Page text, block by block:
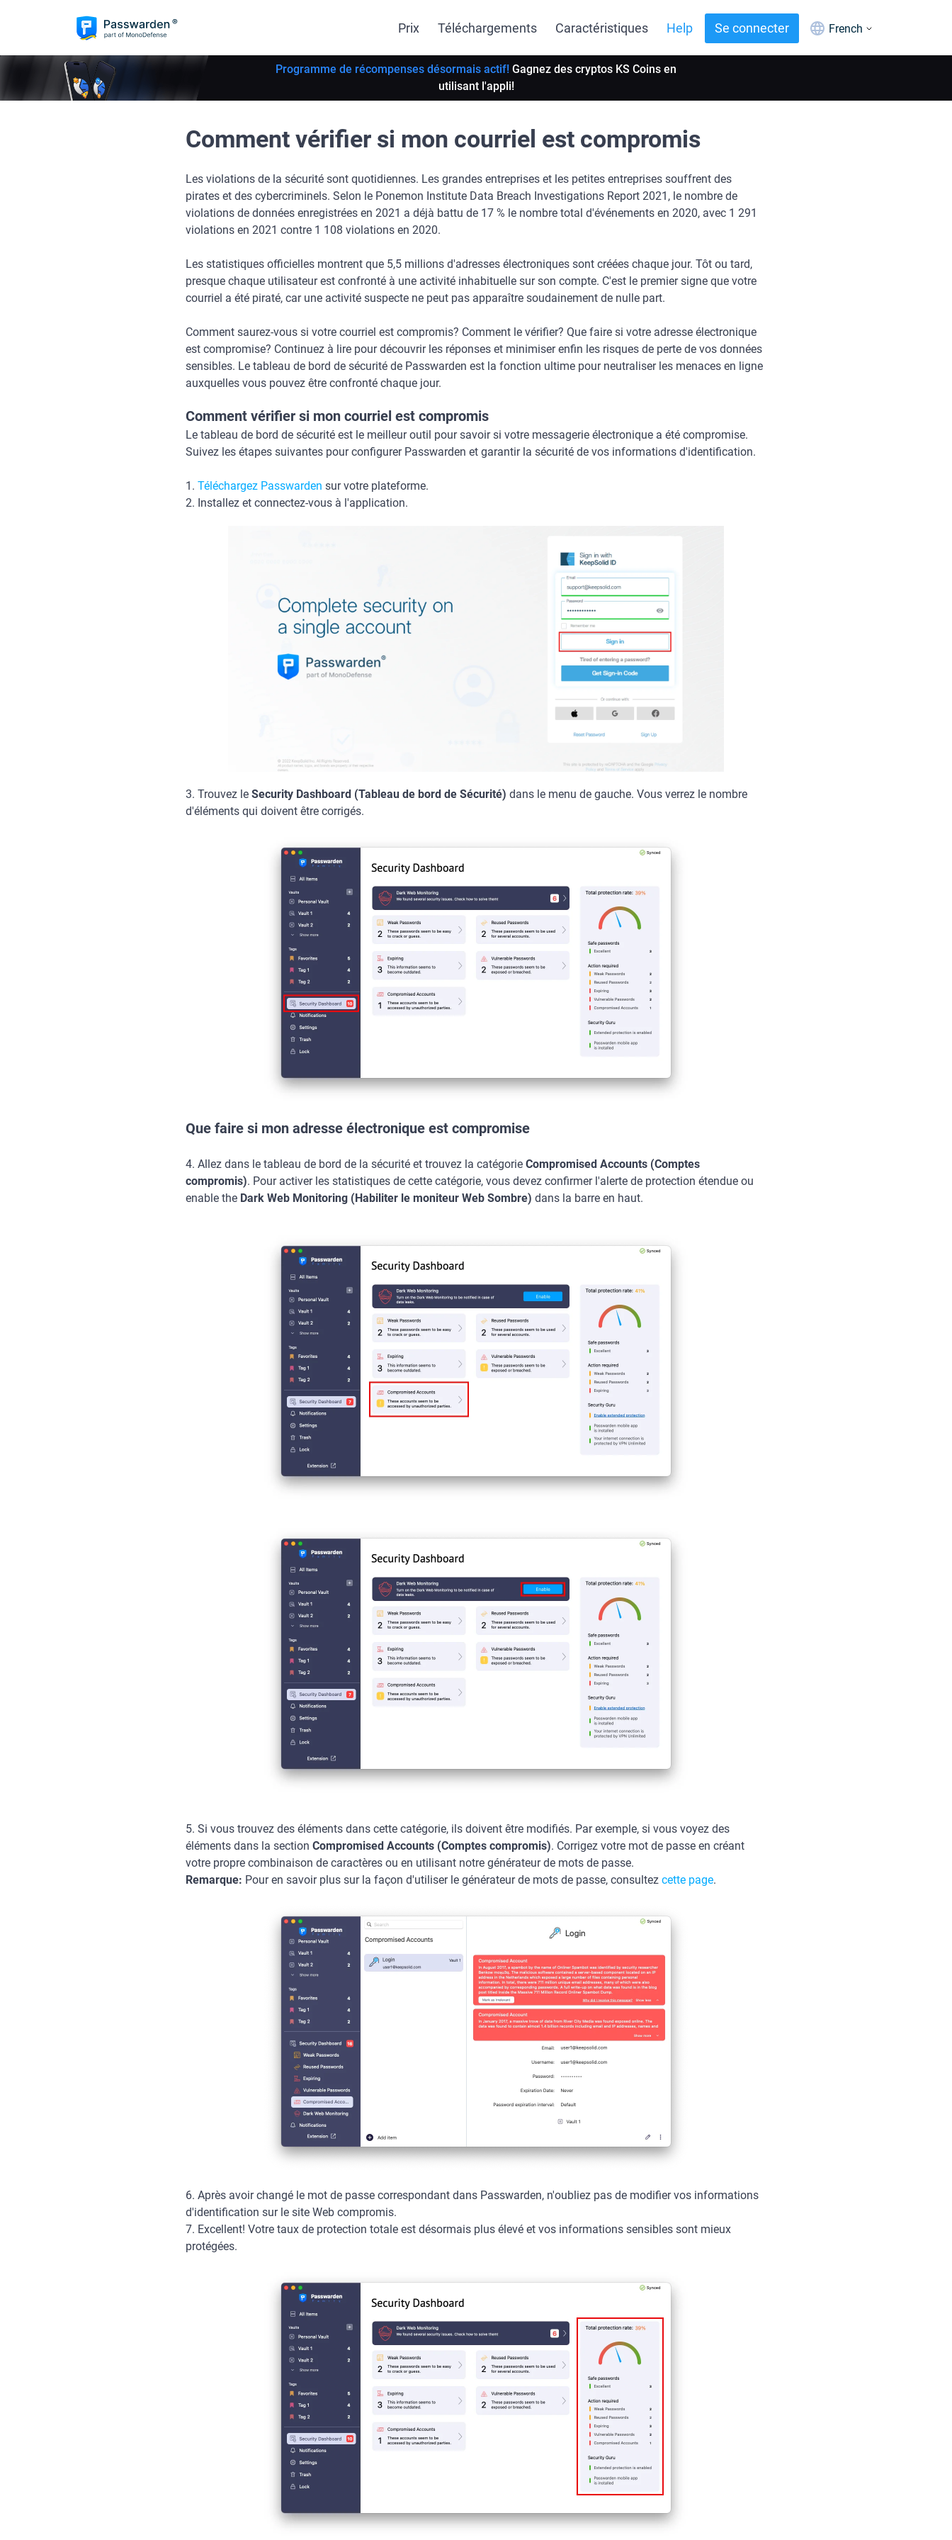
Prix Téléchargements Caractéristiques Help Se connecter French
Programme de récompenses désormais actif! Gagnez des cryptos KS Coins en
utilisant l'appli!
Comment vérifier si mon courriel est compromis
Les violations de la sécurité sont quotidiennes. Les grandes entreprises et les petites entreprises souffrent des
pirates et des cybercriminels. Selon le Ponemon Institute Data Breach Investigations Report 2021, le nombre de
violations de données enregistrées en 2021 a déjà battu de 17 % le nombre total d'événements en 2020, avec 1 291
violations en 2021 contre 1 108 violations en 2020.
Les statistiques officielles montrent que 5,5 millions d'adresses électroniques sont créées chaque jour. Tôt ou tard,
presque chaque utilisateur est confronté à une activité inhabituelle sur son compte. C'est le premier signe que votre
courriel a été piraté, car une activité suspecte ne peut pas apparaître soudainement de nulle part.
Comment saurez-vous si votre courriel est compromis? Comment le vérifier? Que faire si votre adresse électronique
est compromise? Continuez à lire pour découvrir les réponses et minimiser enfin les risques de perte de vos données
sensibles. Le tableau de bord de sécurité de Passwarden est la fonction ultime pour neutraliser les menaces en ligne
auxquelles vous pouvez être confronté chaque jour.
Comment vérifier si mon courriel est compromis
Le tableau de bord de sécurité est le meilleur outil pour savoir si votre messagerie électronique a été compromise.
Suivez les étapes suivantes pour configurer Passwarden et garantir la sécurité de vos informations d'identification.
1. Téléchargez Passwarden sur votre plateforme.
2. Installez et connectez-vous à l'application.
3. Trouvez le Security Dashboard (Tableau de bord de Sécurité) dans le menu de gauche. Vous verrez le nombre
d'éléments qui doivent être corrigés.
Que faire si mon adresse électronique est compromise
4. Allez dans le tableau de bord de la sécurité et trouvez la catégorie Compromised Accounts (Comptes
compromis). Pour activer les statistiques de cette catégorie, vous devez confirmer l'alerte de protection étendue ou
enable the Dark Web Monitoring (Habiliter le moniteur Web Sombre) dans la barre en haut.
5. Si vous trouvez des éléments dans cette catégorie, ils doivent être modifiés. Par exemple, si vous voyez des
éléments dans la section Compromised Accounts (Comptes compromis). Corrigez votre mot de passe en créant
votre propre combinaison de caractères ou en utilisant notre générateur de mots de passe.
Remarque: Pour en savoir plus sur la façon d'utiliser le générateur de mots de passe, consultez cette page.
6. Après avoir changé le mot de passe correspondant dans Passwarden, n'oubliez pas de modifier vos informations
d'identification sur le site Web compromis.
7. Excellent! Votre taux de protection totale est désormais plus élevé et vos informations sensibles sont mieux
protégées.